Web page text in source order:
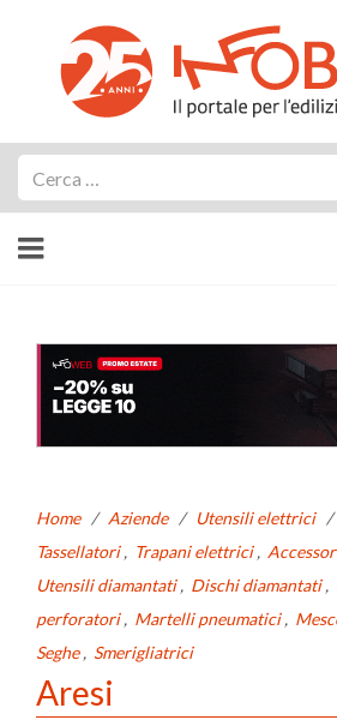
Home / Aziende / Utensili elettrici /
Tassellatori, Trapani elettrici,
Utensili diamantati, Dischi diamantati,
perforatori, Martelli pneumatici,
Seghe, Smerigliatrici
Aresi